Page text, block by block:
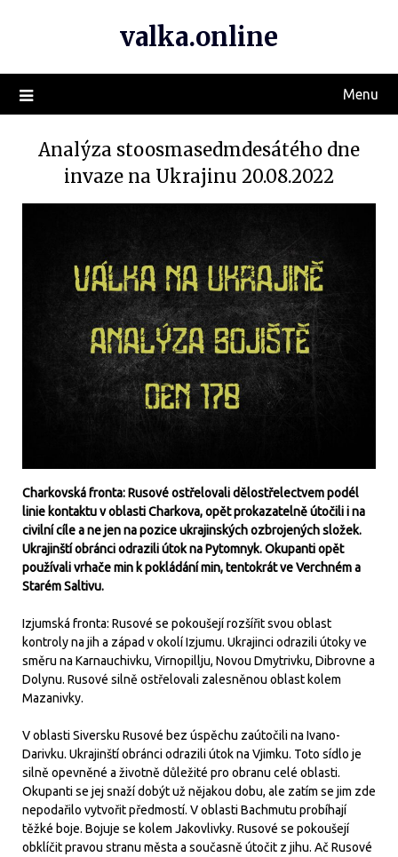
valka.online
Menu
Analýza stoosmasedmdesátého dne
invaze na Ukrajinu 20.08.2022
Charkovská fronta: Rusové ostřelovali dělostřelectvem podél
linie kontaktu v oblasti Charkova, opět prokazatelně útočili i na
civilní cíle a ne jen na pozice ukrajinských ozbrojených složek.
Ukrajinští obránci odrazili útok na Pytomnyk. Okupanti opět
používali vrhače min k pokládání min, tentokrát ve Verchném a
Starém Saltivu.
Izjumská fronta: Rusové se pokoušejí rozšířit svou oblast
kontroly na jih a západ v okolí Izjumu. Ukrajinci odrazili útoky ve
směru na Karnauchivku, Virnopillju, Novou Dmytrivku, Dibrovne a
Dolynu. Rusové silně ostřelovali zalesněnou oblast kolem
Mazanivky.
V oblasti Siversku Rusové bez úspěchu zaútočili na Ivano-
Darivku. Ukrajinští obránci odrazili útok na Vjimku. Toto sídlo je
silně opevněné a životně důležité pro obranu celé oblasti.
Okupanti se jej snaží dobýt už nějakou dobu, ale zatím se jim zde
nepodařilo vytvořit předmostí. V oblasti Bachmutu probíhají
těžké boje. Bojuje se kolem Jakovlivky. Rusové se pokoušejí
obklíčit pravou stranu města a současně útočit z jihu. Ač Rusové